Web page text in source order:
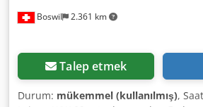
Boswil 2.361 km
Talep etmek
Durum: mükemmel (kullanılmış),